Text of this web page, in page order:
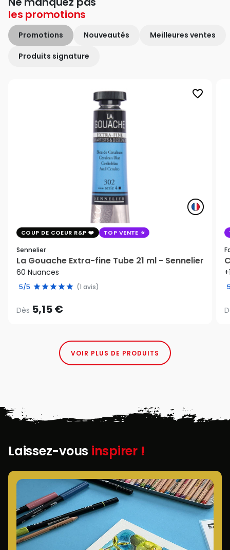
les promotions
Promotions Nouveautés Meilleures ventes
Produits signature
favorite_border
COUP DE COEUR R&P TOP VENTE
Sennelier
La Gouache Extra-fine Tube 21 ml - Sennelier
60 Nuances
5/5 (1 avis)
Dès 5,15 €
VOIR PLUS DE PRODUITS
Laissez-vous inspirer !